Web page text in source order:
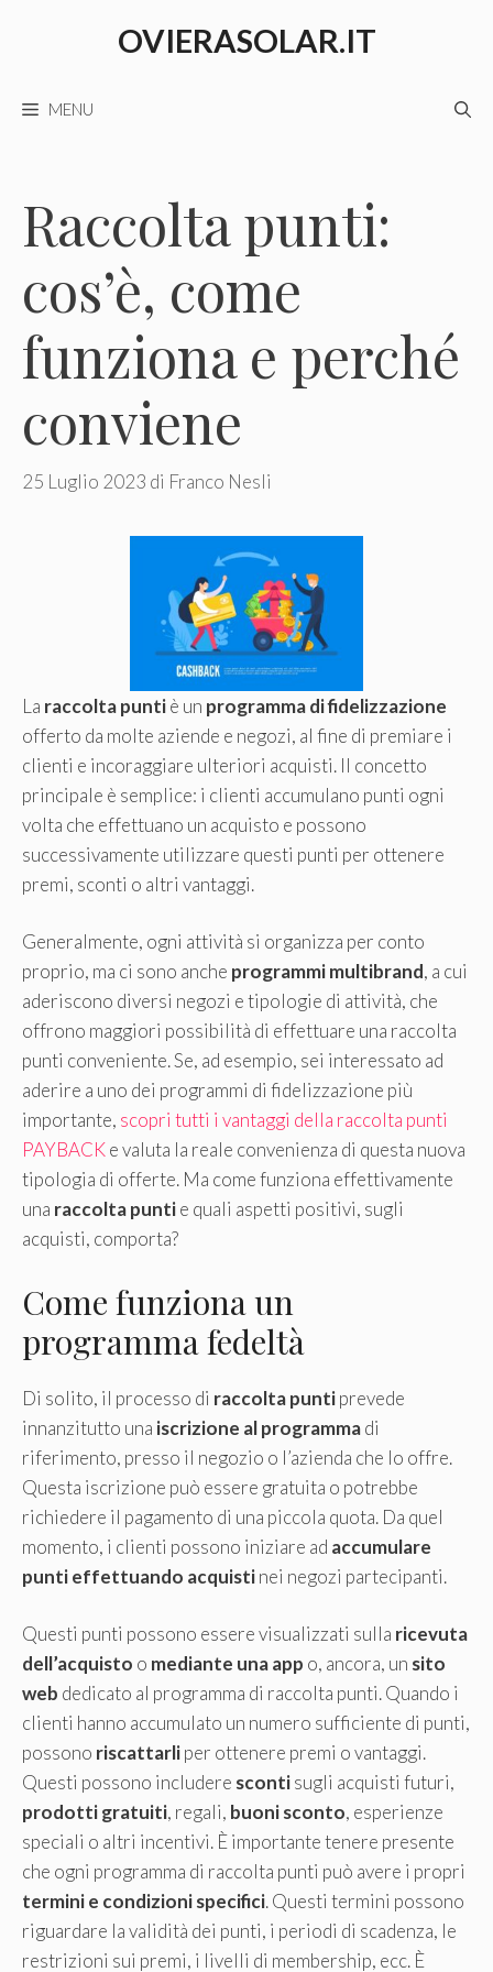
OVIERASOLAR.IT
MENU
Raccolta punti:
cos’è, come
funziona e perché
conviene
25 Luglio 2023 di Franco Nesli
La raccolta puntiè un programma di fidelizzazione
offerto da molte aziende e negozi, al fine di premiare i
clienti e incoraggiare ulteriori acquisti. Il concetto
principale è semplice: i clienti accumulano punti ogni
volta che effettuano un acquisto e possono
successivamente utilizzare questi punti per ottenere
premi, sconti o altri vantaggi.
Generalmente, ogni attività si organizza per conto
proprio, ma ci sono anche programmi multibrand, a cui
aderiscono diversi negozi e tipologie di attività, che
offrono maggiori possibilità di effettuare una raccolta
punti conveniente. Se, ad esempio, sei interessato ad
aderire a uno dei programmi di fidelizzazione più
importante, scopri tutti i vantaggi della raccolta punti
PAYBACKe valuta la reale convenienza di questa nuova
tipologia di offerte. Ma come funziona effettivamente
una raccolta puntie quali aspetti positivi, sugli
acquisti, comporta?
Come funziona un
programma fedeltà
Di solito, il processo di raccolta puntiprevede
innanzitutto una iscrizione al programmadi
riferimento, presso il negozio o l’azienda che lo offre.
Questa iscrizione può essere gratuita o potrebbe
richiedere il pagamento di una piccola quota. Da quel
momento, i clienti possono iniziare ad accumulare
punti effettuando acquistinei negozi partecipanti.
Questi punti possono essere visualizzati sulla ricevuta
dell’acquisto o mediante una app o, ancora, un sito
web dedicato al programma di raccolta punti. Quando i
clienti hanno accumulato un numero sufficiente di punti,
possono riscattarliper ottenere premi o vantaggi.
Questi possono includere scontisugli acquisti futuri,
prodotti gratuiti, regali, buoni sconto, esperienze
speciali o altri incentivi. È importante tenere presente
che ogni programma di raccolta punti può avere i propri
termini e condizioni specifici. Questi termini possono
riguardare la validità dei punti, i periodi di scadenza, le
restrizioni sui premi, i livelli di membership, ecc. È